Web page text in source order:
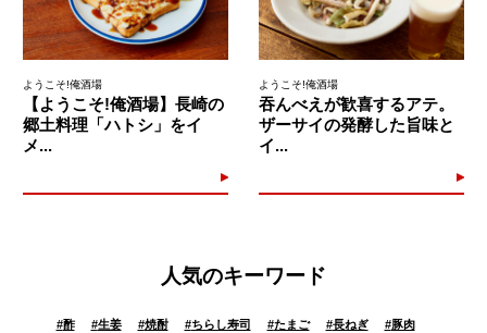
ようこそ!俺酒場
【ようこそ!俺酒場】長崎の
郷土料理「ハトシ」をイ
メ...
ようこそ!俺酒場
吞んべえが歓喜するアテ。
ザーサイの発酵した旨味と
イ...
人気のキーワード
#酢 #生姜 #焼酎 #ちらし寿司 #たまご #長ねぎ #豚肉